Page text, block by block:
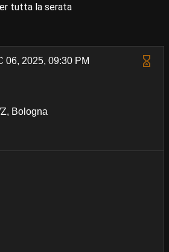
tutta la serata
06, 2025, 09:30 PM
Bologna